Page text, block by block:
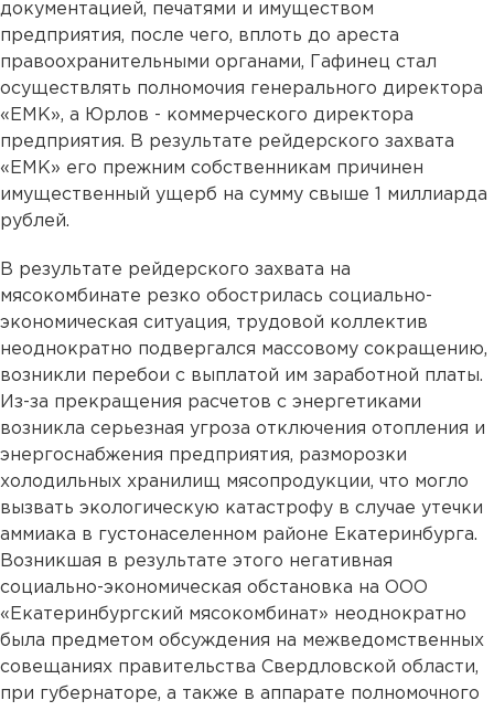
документацией, печатями и имуществом
предприятия, после чего, вплоть до ареста
правоохранительными органами, Гафинец стал
осуществлять полномочия генерального директора
«ЕМК», а Юрлов - коммерческого директора
предприятия. В результате рейдерского захвата
«ЕМК» его прежним собственникам причинен
имущественный ущерб на сумму свыше 1 миллиарда
рублей.
В результате рейдерского захвата на
мясокомбинате резко обострилась социально-
экономическая ситуация, трудовой коллектив
неоднократно подвергался массовому сокращению,
возникли перебои с выплатой им заработной платы.
Из-за прекращения расчетов с энергетиками
возникла серьезная угроза отключения отопления и
энергоснабжения предприятия, разморозки
холодильных хранилищ мясопродукции, что могло
вызвать экологическую катастрофу в случае утечки
аммиака в густонаселенном районе Екатеринбурга.
Возникшая в результате этого негативная
социально-экономическая обстановка на ООО
«Екатеринбургский мясокомбинат» неоднократно
была предметом обсуждения на межведомственных
совещаниях правительства Свердловской области,
при губернаторе, а также в аппарате полномочного